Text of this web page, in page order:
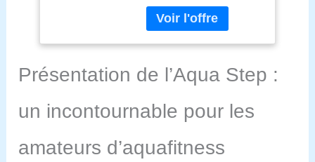
Présentation de l’Aqua Step :
un incontournable pour les
amateurs d’aquafitness